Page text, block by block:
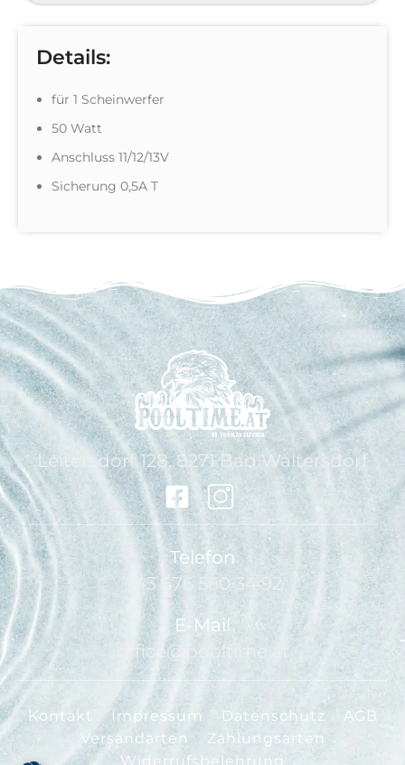
Details:
für 1 Scheinwerfer
50 Watt
Anschluss 11/12/13V
Sicherung 0,5A T
Leitersdorf 128, 8271 Bad Waltersdorf
Telefon
+43 676 560 34 92
E-Mail
office@pooltime.at
Kontakt Impressum Datenschutz
AGB
Versandarten
Zahlungsarten
Widerrufsbelehrung